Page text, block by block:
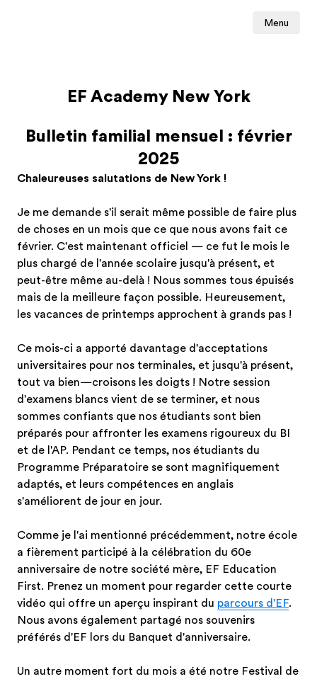
Menu
EF Academy New York
Bulletin familial mensuel : février
2025
Chaleureuses salutations de New York !
Je me demande s'il serait même possible de faire plus
de choses en un mois que ce que nous avons fait ce
février. C'est maintenant officiel — ce fut le mois le
plus chargé de l'année scolaire jusqu'à présent, et
peut-être même au-delà ! Nous sommes tous épuisés
mais de la meilleure façon possible. Heureusement,
les vacances de printemps approchent à grands pas !
Ce mois-ci a apporté davantage d'acceptations
universitaires pour nos terminales, et jusqu'à présent,
tout va bien—croisons les doigts ! Notre session
d'examens blancs vient de se terminer, et nous
sommes confiants que nos étudiants sont bien
préparés pour affronter les examens rigoureux du BI
et de l'AP. Pendant ce temps, nos étudiants du
Programme Préparatoire se sont magnifiquement
adaptés, et leurs compétences en anglais
s'améliorent de jour en jour.
Comme je l'ai mentionné précédemment, notre école
a fièrement participé à la célébration du 60e
anniversaire de notre société mère, EF Education
First. Prenez un moment pour regarder cette courte
vidéo qui offre un aperçu inspirant du parcours d'EF.
Nous avons également partagé nos souvenirs
préférés d'EF lors du Banquet d'anniversaire.
Un autre moment fort du mois a été notre Festival de